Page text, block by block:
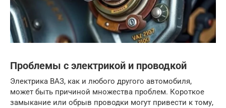
Проблемы с электрикой и проводкой
Электрика ВАЗ, как и любого другого автомобиля,
может быть причиной множества проблем. Короткое
замыкание или обрыв проводки могут привести к тому,